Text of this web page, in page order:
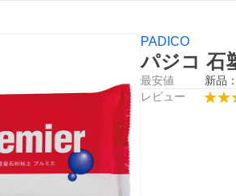
PADICO
パジコ 石
最安値 新品：
レビュー